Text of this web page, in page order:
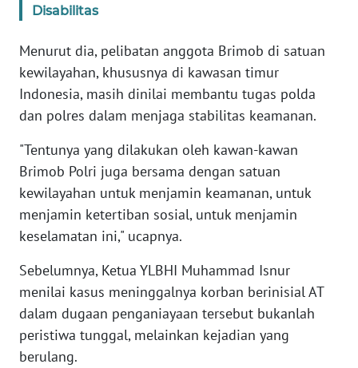
Disabilitas
Menurut dia, pelibatan anggota Brimob di satuan
kewilayahan, khususnya di kawasan timur
Indonesia, masih dinilai membantu tugas polda
dan polres dalam menjaga stabilitas keamanan.
"Tentunya yang dilakukan oleh kawan-kawan
Brimob Polri juga bersama dengan satuan
kewilayahan untuk menjamin keamanan, untuk
menjamin ketertiban sosial, untuk menjamin
keselamatan ini," ucapnya.
Sebelumnya, Ketua YLBHI Muhammad Isnur
menilai kasus meninggalnya korban berinisial AT
dalam dugaan penganiayaan tersebut bukanlah
peristiwa tunggal, melainkan kejadian yang
berulang.
WN
NTT
KEPRI
WN
PAPUA
PAPUA
BARAT
WN
RIAU